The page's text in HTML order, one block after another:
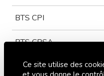
BTS CPI
BTS CRSA
BTS ATI
Ce site utilise des